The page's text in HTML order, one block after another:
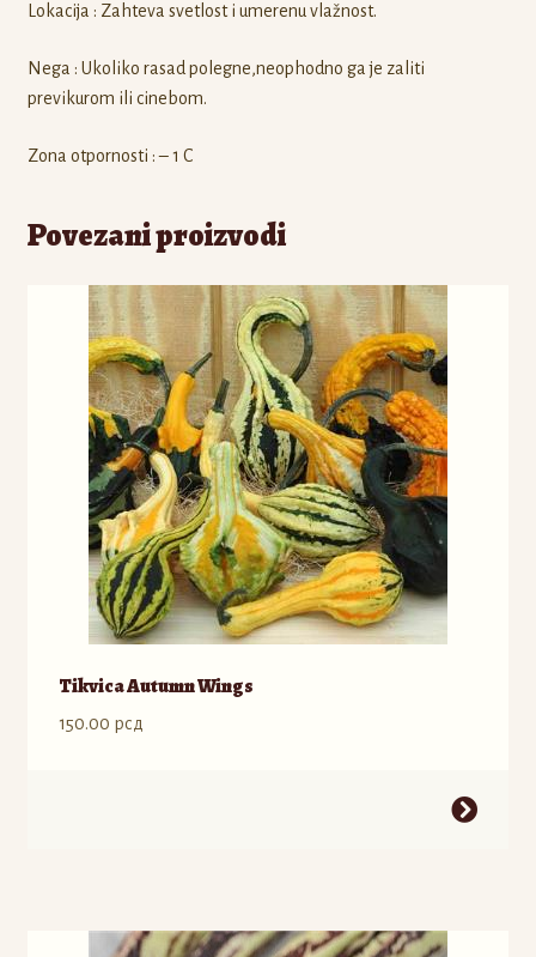
Lokacija : Zahteva svetlost i umerenu vlažnost.
Nega : Ukoliko rasad polegne,neophodno ga je zaliti
previkurom ili cinebom.
Zona otpornosti : – 1 C
Povezani proizvodi
Tikvica Autumn Wings
150.00 рсд
varijanti.